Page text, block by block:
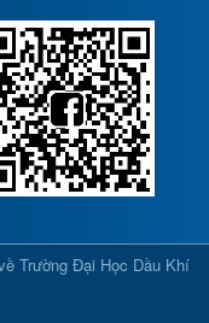
Trường Đại Học Dầu Khí